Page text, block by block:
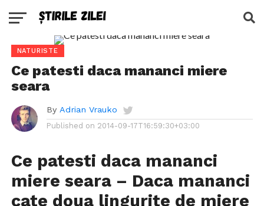
NATURISTE
Ce patesti daca mananci miere
seara
By Adrian Vrauko
Published on 2014-09-17T16:59:30+03:00
Ce patesti daca mananci
miere seara – Daca mananci
cate doua lingurite de miere